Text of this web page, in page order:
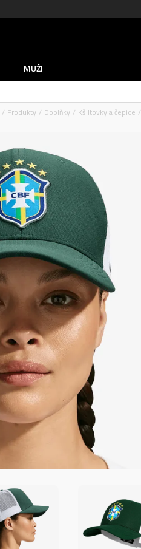
MUŽI
Produkty Doplňky Kšiltovky a čepice